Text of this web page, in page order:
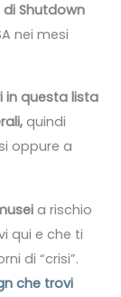
Shutdown
nei mesi
in questa lista
quindi
oppure a
a rischio
qui e che ti
di “crisi”.
che trovi